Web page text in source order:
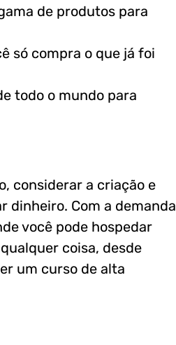
de produtos para
só compra o que já foi
todo o mundo para
considerar a criação e
dinheiro. Com a demanda
você pode hospedar
coisa, desde
um curso de alta